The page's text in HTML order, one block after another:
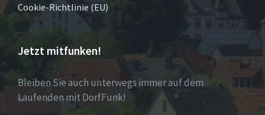
Cookie-Richtlinie (EU)
Jetzt mitfunken!
Bleiben Sie auch unterwegs immer auf dem
Laufenden mit DorfFunk!